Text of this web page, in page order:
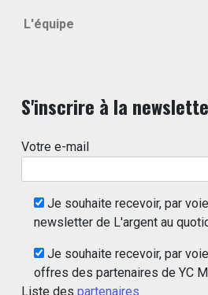
L'équipe
S'inscrire à la
Votre e-mail
Je souhaite recevoir, par
newsletter de L'argent au
Je souhaite recevoir, par
offres des partenaires de YC
Liste des partenaires